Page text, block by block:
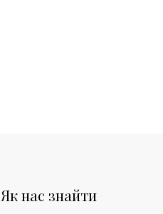
Як нас знайти